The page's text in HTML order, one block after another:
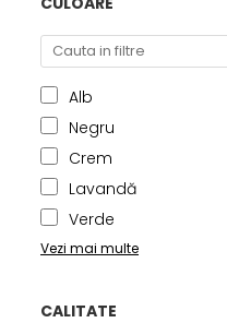
Alb
Negru
Crem
Lavandă
Verde
Vezi mai multe
CALITATE